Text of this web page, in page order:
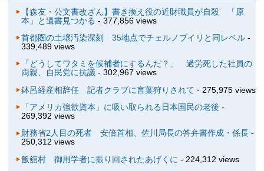
【森友・公文書改ざん】書き換え役の近財職員が自殺 「原
本」と遺書見つかる - 377,856 views
首都圏の土壌汚染深刻 35地点でチェルノブイリと同レベル-
339,489 views
「どうしてワタミを候補者にするんだ？」 過労死した社員の
両親、自民党に抗議- 302,967 views
鉢呂経産相辞任 記者クラブに言葉狩りされて - 275,975 views
「アメリカ強欲資本」に吸い取られる日本国民の老後 -
269,392 views
財務省2人目の死者 安倍首相、佐川局長の答弁書作成・係長-
250,312 views
飯舘村 御用学者に振り回されたあげくに - 224,312 views